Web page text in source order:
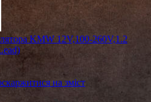
KMW 12V,100-260V,1.2
на зміст